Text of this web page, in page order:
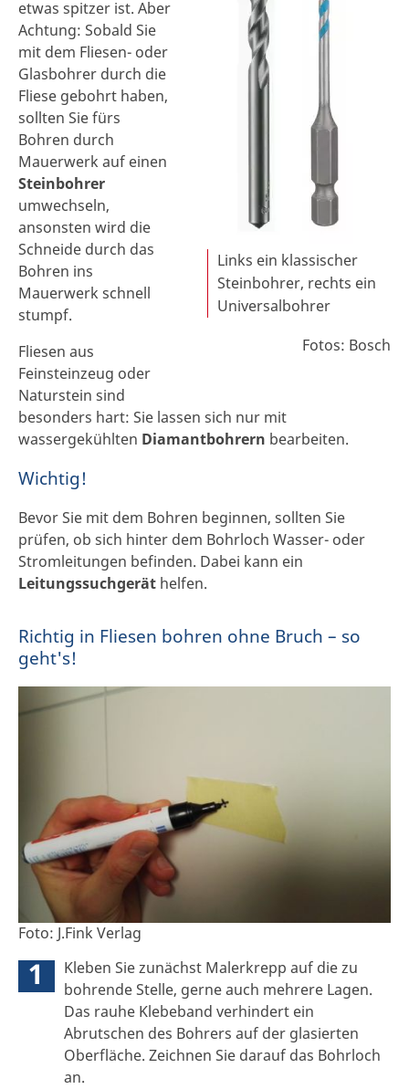
Links ein klassischer
Steinbohrer, rechts ein
Universalbohrer
Fotos: Bosch
etwas spitzer ist. Aber
Achtung: Sobald Sie
mit dem Fliesen- oder
Glasbohrer durch die
Fliese gebohrt haben,
sollten Sie fürs
Bohren durch
Mauerwerk auf einen
Steinbohrer
umwechseln,
ansonsten wird die
Schneide durch das
Bohren ins
Mauerwerk schnell
stumpf.
Fliesen aus
Feinsteinzeug oder
Naturstein sind
besonders hart: Sie lassen sich nur mit
wassergekühlten Diamantbohrern bearbeiten.
Wichtig!
Bevor Sie mit dem Bohren beginnen, sollten Sie
prüfen, ob sich hinter dem Bohrloch Wasser- oder
Stromleitungen befinden. Dabei kann ein
Leitungssuchgerät helfen.
Richtig in Fliesen bohren ohne Bruch – so
geht's!
Foto: J.Fink Verlag
1
Kleben Sie zunächst Malerkrepp auf die zu
bohrende Stelle, gerne auch mehrere Lagen.
Das rauhe Klebeband verhindert ein
Abrutschen des Bohrers auf der glasierten
Oberfläche. Zeichnen Sie darauf das Bohrloch
an.